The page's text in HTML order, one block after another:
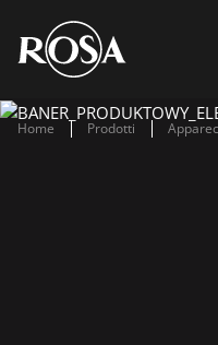
Home Prodotti